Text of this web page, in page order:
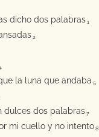
dicho dos palabras 1
2
la luna que andaba 5
dulces dos palabras 7
mi cuello y no intento 8